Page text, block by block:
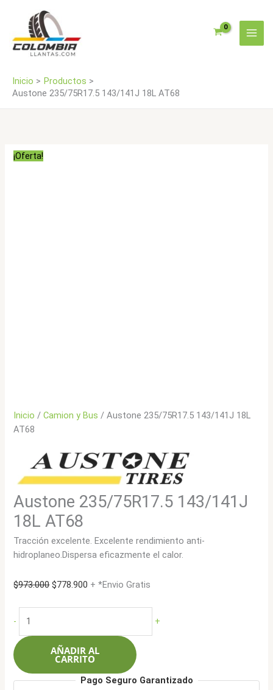
contenido
Inicio
Productos
Austone 235/75R17.5 143/141J 18L AT68
¡Oferta!
Inicio /Camion y Bus / Austone 235/75R17.5 143/141J 18L
AT68
Austone 235/75R17.5 143/141J
18L AT68
Tracción excelente. Excelente rendimiento anti-
hidroplaneo.Dispersa eficazmente el calor.
$973.000El
$778.900 El
$778.900.
+ *Envio Gratis
-
235/75R17.5
143/141J
AT68
cantidad
+
AÑADIR AL
CARRITO
Pago Seguro Garantizado
cantidad